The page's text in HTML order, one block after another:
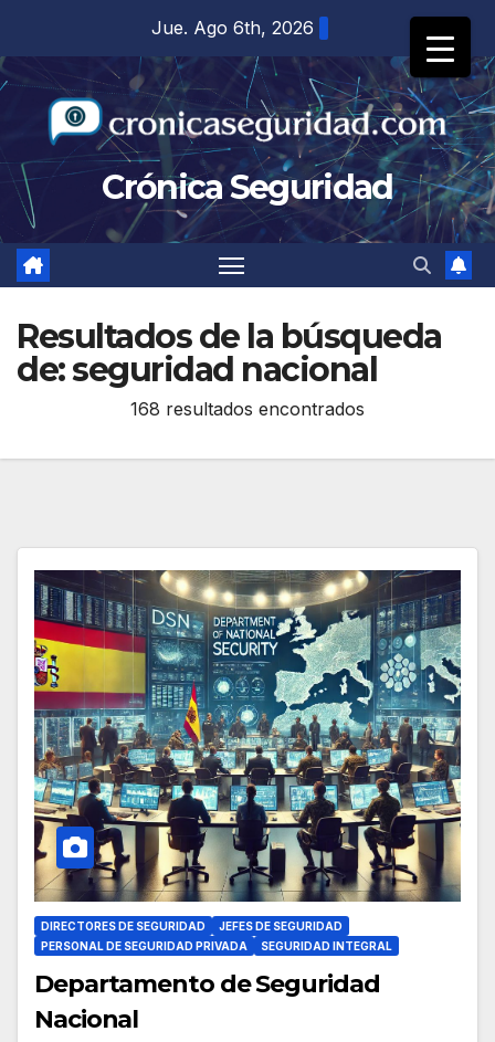
contenido
Jue. Ago 6th, 2026
Crónica Seguridad
Resultados de la búsqueda
de:seguridad nacional
168 resultados encontrados
DIRECTORES DE SEGURIDAD
JEFES DE SEGURIDAD
PERSONAL DE SEGURIDAD PRIVADA
SEGURIDAD INTEGRAL
Departamento de Seguridad
Nacional